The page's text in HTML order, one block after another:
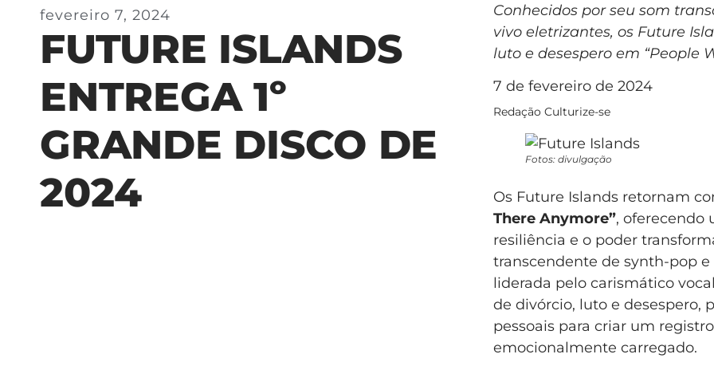
fevereiro 7, 2024
FUTURE ISLANDS
ENTREGA 1º
GRANDE DISCO DE
2024
Conhecidos por seu som
vivo eletrizantes, os Future
luto e desespero em “People
7 de fevereiro de 2024
Redação Culturize-se
Fotos: divulgação
Os Future Islands retornam
There Anymore”, oferecendo
resiliência e o poder
transcendente de synth-pop
liderada pelo carismático
de divórcio, luto e desespero,
pessoais para criar um
emocionalmente carregado.